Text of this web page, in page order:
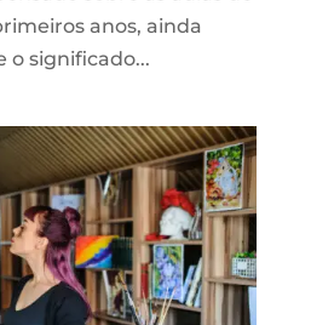
anos, ainda
o significado...